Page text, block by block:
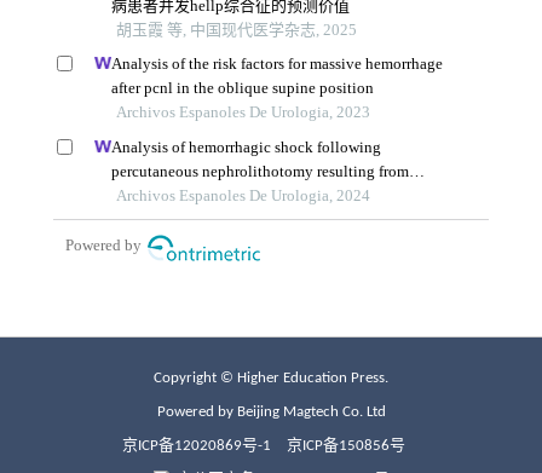
Copyright © Higher Education Press.
Powered by Beijing Magtech Co. Ltd
京ICP备12020869号-1 京ICP备150856号